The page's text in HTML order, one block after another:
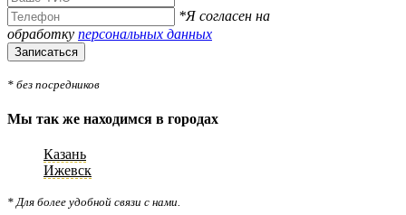
*Я согласен на
обработку персональных данных
Записаться
* без посредников
Мы так же находимся в городах
Казань
Ижевск
* Для более удобной связи с нами.